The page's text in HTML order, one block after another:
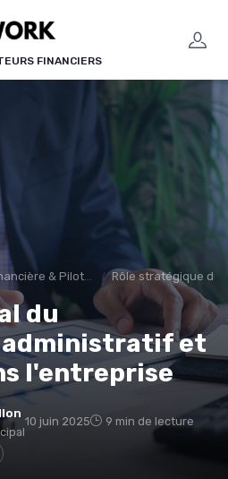
FINANCIERS
& Pilotage Rôle stratégique du
du
administratif et
l'entreprise
10 juin 2025 9 min de lecture